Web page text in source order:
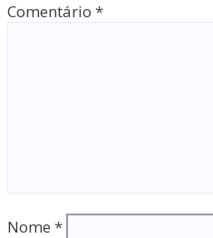
Comentário *
Nome *